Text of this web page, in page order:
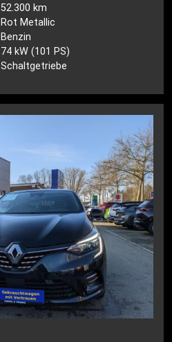
52.300 km
Rot Metallic
Benzin
74 kW (101 PS)
Schaltgetriebe